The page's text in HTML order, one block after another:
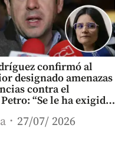
confirmó al
designado amenazas
contra el
“Se le ha exigido
27/07/ 2026